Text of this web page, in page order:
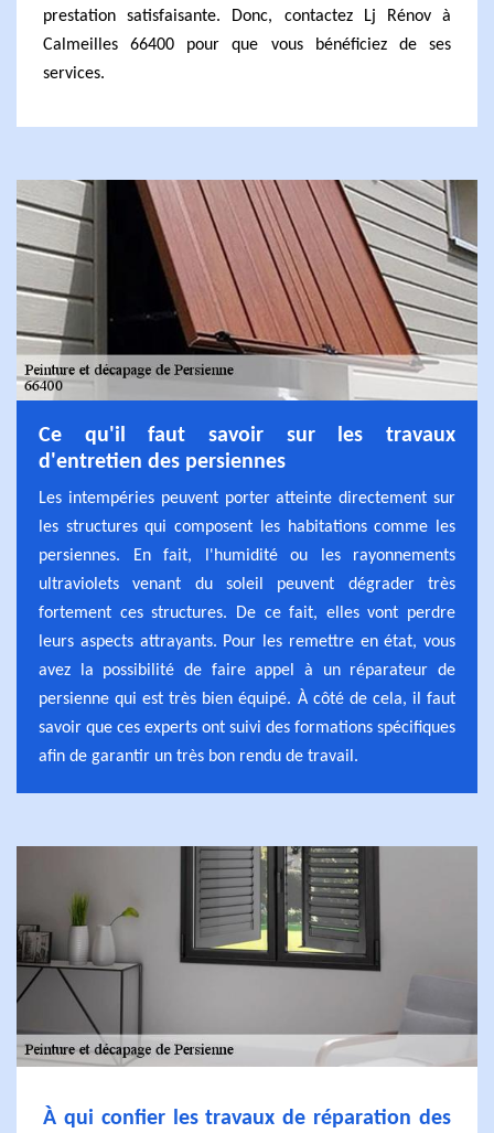
prestation satisfaisante. Donc, contactez Lj Rénov à
Calmeilles 66400 pour que vous bénéficiez de ses
services.
Ce qu'il faut savoir sur les travaux
d'entretien des persiennes
Les intempéries peuvent porter atteinte directement sur
les structures qui composent les habitations comme les
persiennes. En fait, l'humidité ou les rayonnements
ultraviolets venant du soleil peuvent dégrader très
fortement ces structures. De ce fait, elles vont perdre
leurs aspects attrayants. Pour les remettre en état, vous
avez la possibilité de faire appel à un réparateur de
persienne qui est très bien équipé. À côté de cela, il faut
savoir que ces experts ont suivi des formations spécifiques
afin de garantir un très bon rendu de travail.
À qui confier les travaux de réparation des